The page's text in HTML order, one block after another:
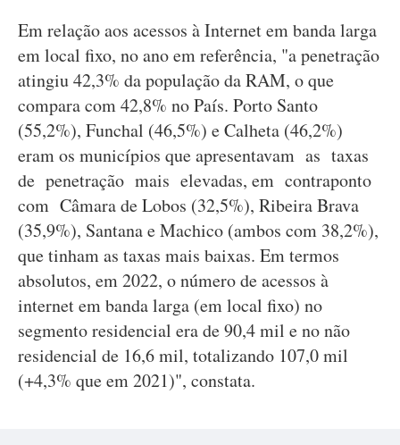
Em relação aos acessos à Internet em banda larga
em local fixo, no ano em referência, "a penetração
atingiu 42,3% da população da RAM, o que
compara com 42,8% no País. Porto Santo
(55,2%), Funchal (46,5%) e Calheta (46,2%)
eram os municípios que apresentavam as taxas
de penetração mais elevadas, em contraponto
com Câmara de Lobos (32,5%), Ribeira Brava
(35,9%), Santana e Machico (ambos com 38,2%),
que tinham as taxas mais baixas. Em termos
absolutos, em 2022, o número de acessos à
internet em banda larga (em local fixo) no
segmento residencial era de 90,4 mil e no não
residencial de 16,6 mil, totalizando 107,0 mil
(+4,3% que em 2021)", constata.